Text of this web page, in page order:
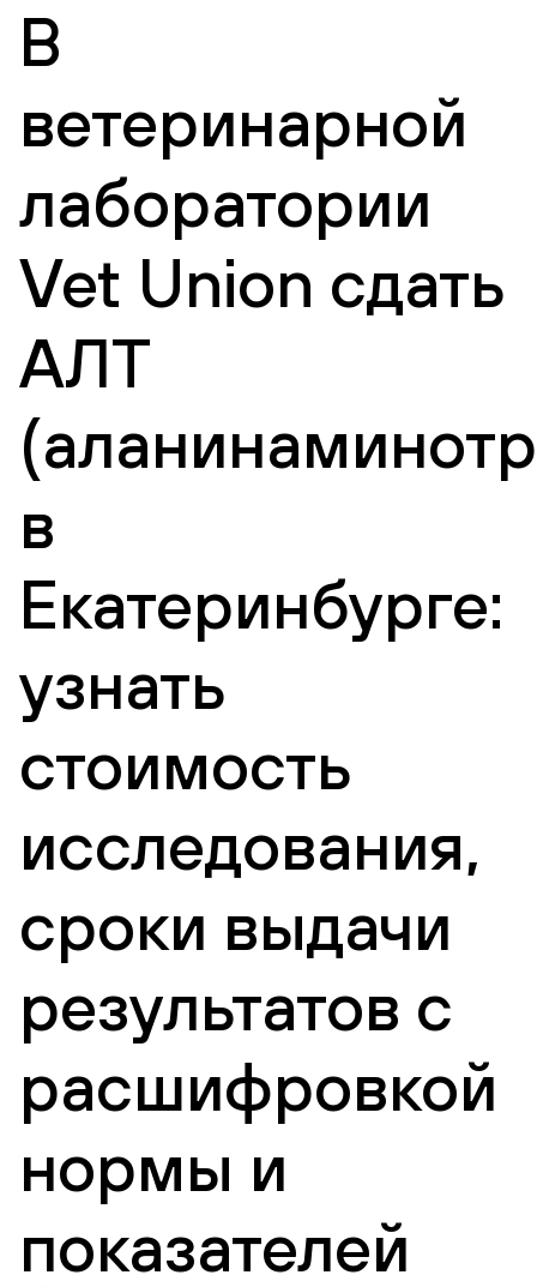
В
ветеринарной
лаборатории
Vet Union сдать
АЛТ
в
Екатеринбурге:
узнать
стоимость
исследования,
сроки выдачи
результатов с
расшифровкой
нормы и
показателей